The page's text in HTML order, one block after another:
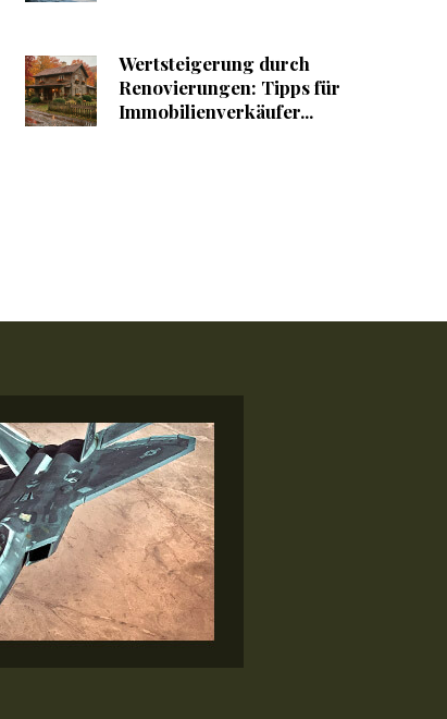
Wertsteigerung durch
Renovierungen: Tipps für
Immobilienverkäufer...